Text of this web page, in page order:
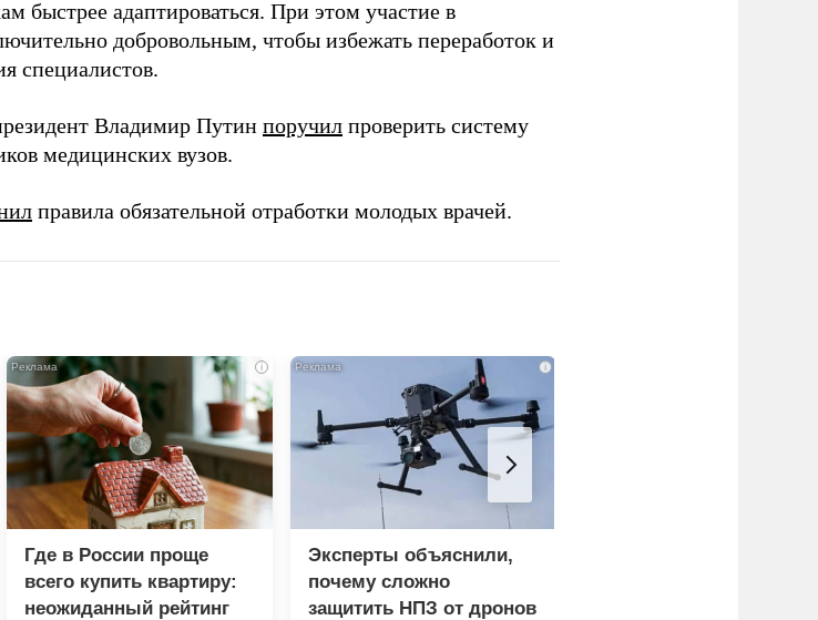
быстрее адаптироваться. При этом участие в
добровольным, чтобы избежать переработок и
специалистов.
Владимир Путин поручил проверить систему
медицинских вузов.
правила обязательной отработки молодых врачей.
i
Где в России проще
всего купить квартиру:
неожиданный рейтинг
i
Эксперты объяснили,
почему сложно
защитить НПЗ от дронов